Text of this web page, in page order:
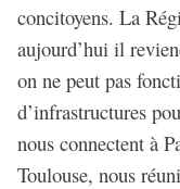
concitoyens. La
aujourd’hui il
on ne peut pas
d’infrastructures
nous connectent à
Toulouse, nous